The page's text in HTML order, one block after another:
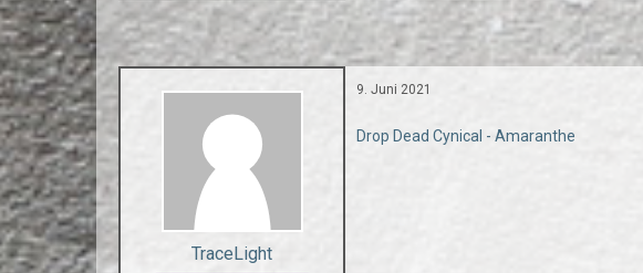
TraceLight
9. Juni 2021
Drop Dead Cynical - Amaranthe